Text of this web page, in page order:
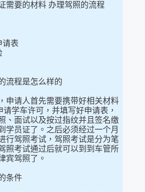
需要的材料 办理驾照的流程
请表
流程是怎么样的
申请人首先需要携带好相关材料
请学车许可，并填写好申请表，
、面试以及按过指纹并且签名缴
学员证了。之后必须经过一个月
行驾照考试，驾照考试是分为笔
照考试通过后就可以到到车管所
宾驾照了。
条件